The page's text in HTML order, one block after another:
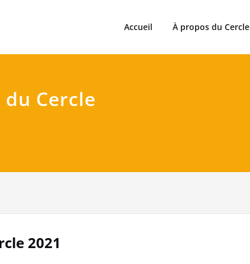
Accueil À propos du Cercle
Cercle
2021